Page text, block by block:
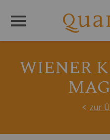
WIENER
zur